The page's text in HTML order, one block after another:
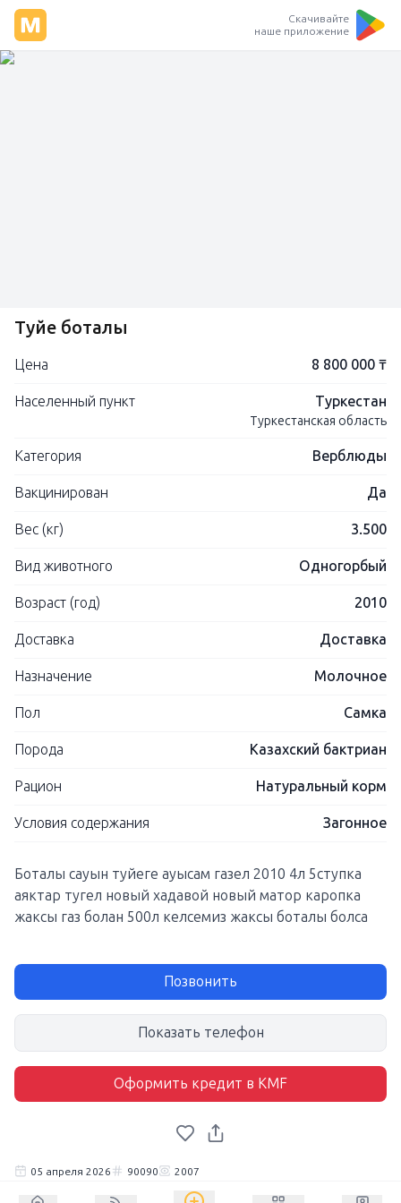
Скачивайте
наше приложение
Туйе боталы
Цена 8 800 000 ₸
Населенный пункт Туркестан
Туркестанская область
Категория Верблюды
Вакцинирован Да
Вес (кг) 3.500
Вид животного Одногорбый
Возраст (год) 2010
Доставка Доставка
Назначение Молочное
Пол Самка
Порода Казахский бактриан
Рацион Натуральный корм
Условия содержания Загонное
Боталы сауын туйеге ауысам газел 2010 4л 5ступка
аяктар тугел новый хадавой новый матор каропка
жаксы газ болан 500л келсемиз жаксы боталы болса
Позвонить
Показать телефон
Оформить кредит в KMF
05 апреля 2026 90090 2007